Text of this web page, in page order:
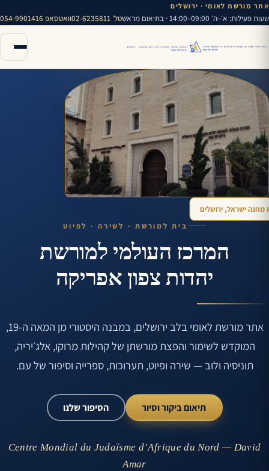
אתר מורשת לאומי · ירושלים
שעות פעילות: א׳–ה׳ 09:00–14:00 · בתיאום מראש טל׳ 02-6235811 וואטסאפ 054-9901416
בית למורשת · לשירה · לפיוט
המרכז העולמי למורשת
יהדות צפון אפריקה
אתר מורשת לאומי בלב ירושלים, במבנה היסטורי מן המאה ה-19,
המוקדש לשימור והפצת מורשתן של קהילות מרוקו, אלג׳יריה,
תוניסיה ולוב — שירה ופיוט, תערוכות, ספרייה וסיפור של עם.
תיאום ביקור וסיור הסיפור שלנו
Centre Mondial du Judaïsme d’Afrique du Nord — David
Amar
מחנה ישראל, ירושלים